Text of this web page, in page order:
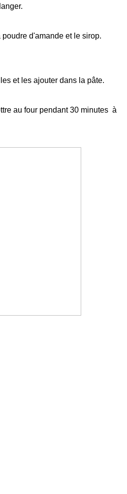
d'amande et le sirop.
et les ajouter dans la pâte.
au four pendant 30 minutes à